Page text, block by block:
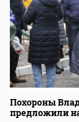
Похороны
предложили